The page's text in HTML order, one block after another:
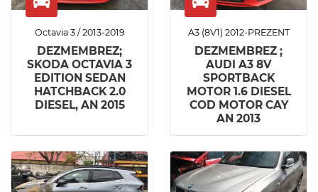
Octavia 3 / 2013-2019
DEZMEMBREZ;
SKODA OCTAVIA 3
EDITION SEDAN
HATCHBACK 2.0
DIESEL, AN 2015
A3 (8V1) 2012-PREZENT
DEZMEMBREZ ;
AUDI A3 8V
SPORTBACK
MOTOR 1.6 DIESEL
COD MOTOR CAY
AN 2013